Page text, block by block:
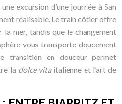
excursion d’une journée à San
réalisable. Le train côtier offre
la mer, tandis que le changement
vous transporte doucement
transition en douceur permet
la dolce vita italienne et l’art de